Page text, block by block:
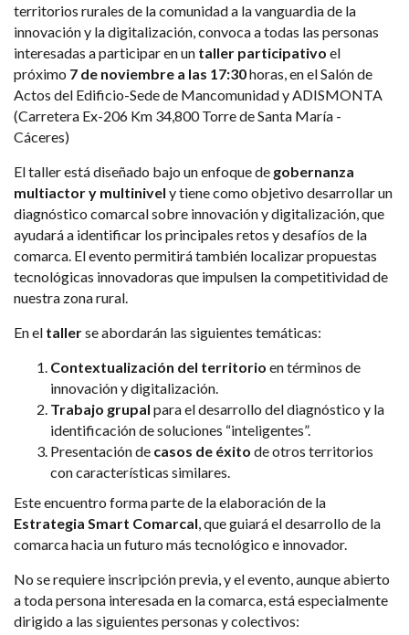
territorios rurales de la comunidad a la vanguardia de la
innovación y la digitalización, convoca a todas las personas
interesadas a participar en un taller participativo el
próximo 7 de noviembre a las 17:30horas, en el Salón de
Actos del Edificio-Sede de Mancomunidad y ADISMONTA
(Carretera Ex-206 Km 34,800 Torre de Santa María -
Cáceres)
El taller está diseñado bajo un enfoque de gobernanza
multiactor y multinivel y tiene como objetivo desarrollar un
diagnóstico comarcal sobre innovación y digitalización, que
ayudará a identificar los principales retos y desafíos de la
comarca. El evento permitirá también localizar propuestas
tecnológicas innovadoras que impulsen la competitividad de
nuestra zona rural.
En el tallerse abordarán las siguientes temáticas:
Contextualización del territorio en términos de
innovación y digitalización.
Trabajo grupal para el desarrollo del diagnóstico y la
identificación de soluciones “inteligentes”.
Presentación de casos de éxito de otros territorios
con características similares.
Este encuentro forma parte de la elaboración de la
Estrategia Smart Comarcal, que guiará el desarrollo de la
comarca hacia un futuro más tecnológico e innovador.
No se requiere inscripción previa, y el evento, aunque abierto
a toda persona interesada en la comarca, está especialmente
dirigido a las siguientes personas y colectivos: